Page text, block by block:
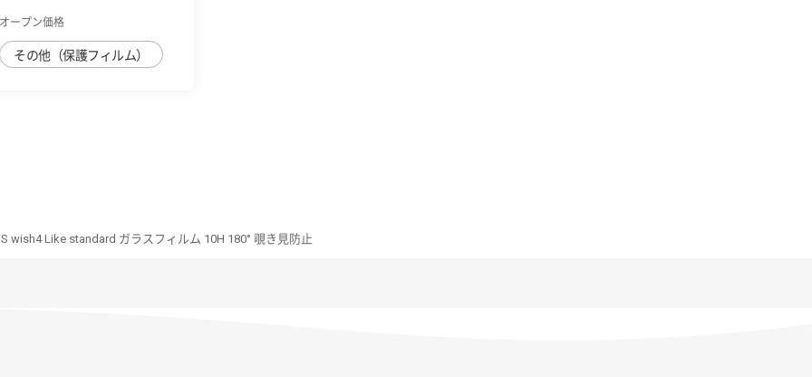
オープン価格
その他（保護フィルム）
wish4 Like standard ガラスフィルム 10H 180° 覗き見防止